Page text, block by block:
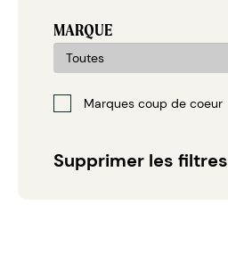
MARQUE
Marques coup de coeur
Supprimer les filtres